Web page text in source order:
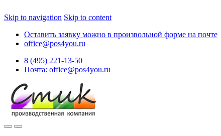
Skip to navigation Skip to content
Оставить заявку можно в произвольной форме на почте
office@pos4you.ru
8 (495) 221-13-50
Почта: office@pos4you.ru